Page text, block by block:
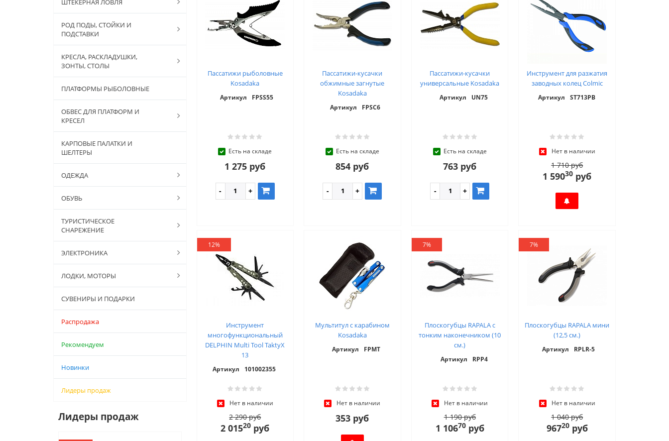
ШТЕКЕРНАЯ ЛОВЛЯ
РОД ПОДЫ, СТОЙКИ И
ПОДСТАВКИ
КРЕСЛА, РАСКЛАДУШКИ,
ЗОНТЫ, СТОЛЫ
ПЛАТФОРМЫ РЫБОЛОВНЫЕ
ОБВЕС ДЛЯ ПЛАТФОРМ И
КРЕСЕЛ
КАРПОВЫЕ ПАЛАТКИ И
ШЕЛТЕРЫ
ОДЕЖДА
ОБУВЬ
ТУРИСТИЧЕСКОЕ
СНАРЕЖЕНИЕ
ЭЛЕКТРОНИКА
ЛОДКИ, МОТОРЫ
СУВЕНИРЫ И ПОДАРКИ
Распродажа
Рекомендуем
Новинки
Лидеры продаж
Лидеры продаж
Пассатижи рыболовные
Kosadaka
Артикул FPSS55
Есть на складе
1 275 руб
Пассатижи-кусачки
обжимные загнутые
Kosadaka
Артикул FPSC6
Есть на складе
854 руб
Пассатижи-кусачки
универсальные Kosadaka
Артикул UN75
Есть на складе
763 руб
Инструмент для разжатия
заводных колец Colmic
Артикул ST713PB
Нет в наличии
1 710 руб
1 59030 руб
12%
Инструмент
многофункциональный
DELPHIN Multi Tool TaktyX
13
Артикул 101002355
Нет в наличии
2 290 руб
2 01520 руб
Мультитул с карабином
Kosadaka
Артикул FPMT
Нет в наличии
353 руб
7%
Плоскогубцы RAPALA c
тонким наконечником (10
см.)
Артикул RPP4
Нет в наличии
1 190 руб
1 10670руб
7%
Плоскогубцы RAPALA мини
(12,5 см.)
Артикул RPLR-5
Нет в наличии
1 040 руб
96720руб